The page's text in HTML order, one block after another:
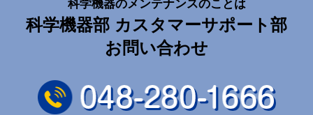
科学機器のメンテナンスのことは
科学機器部 カスタマーサポート部
お問い合わせ